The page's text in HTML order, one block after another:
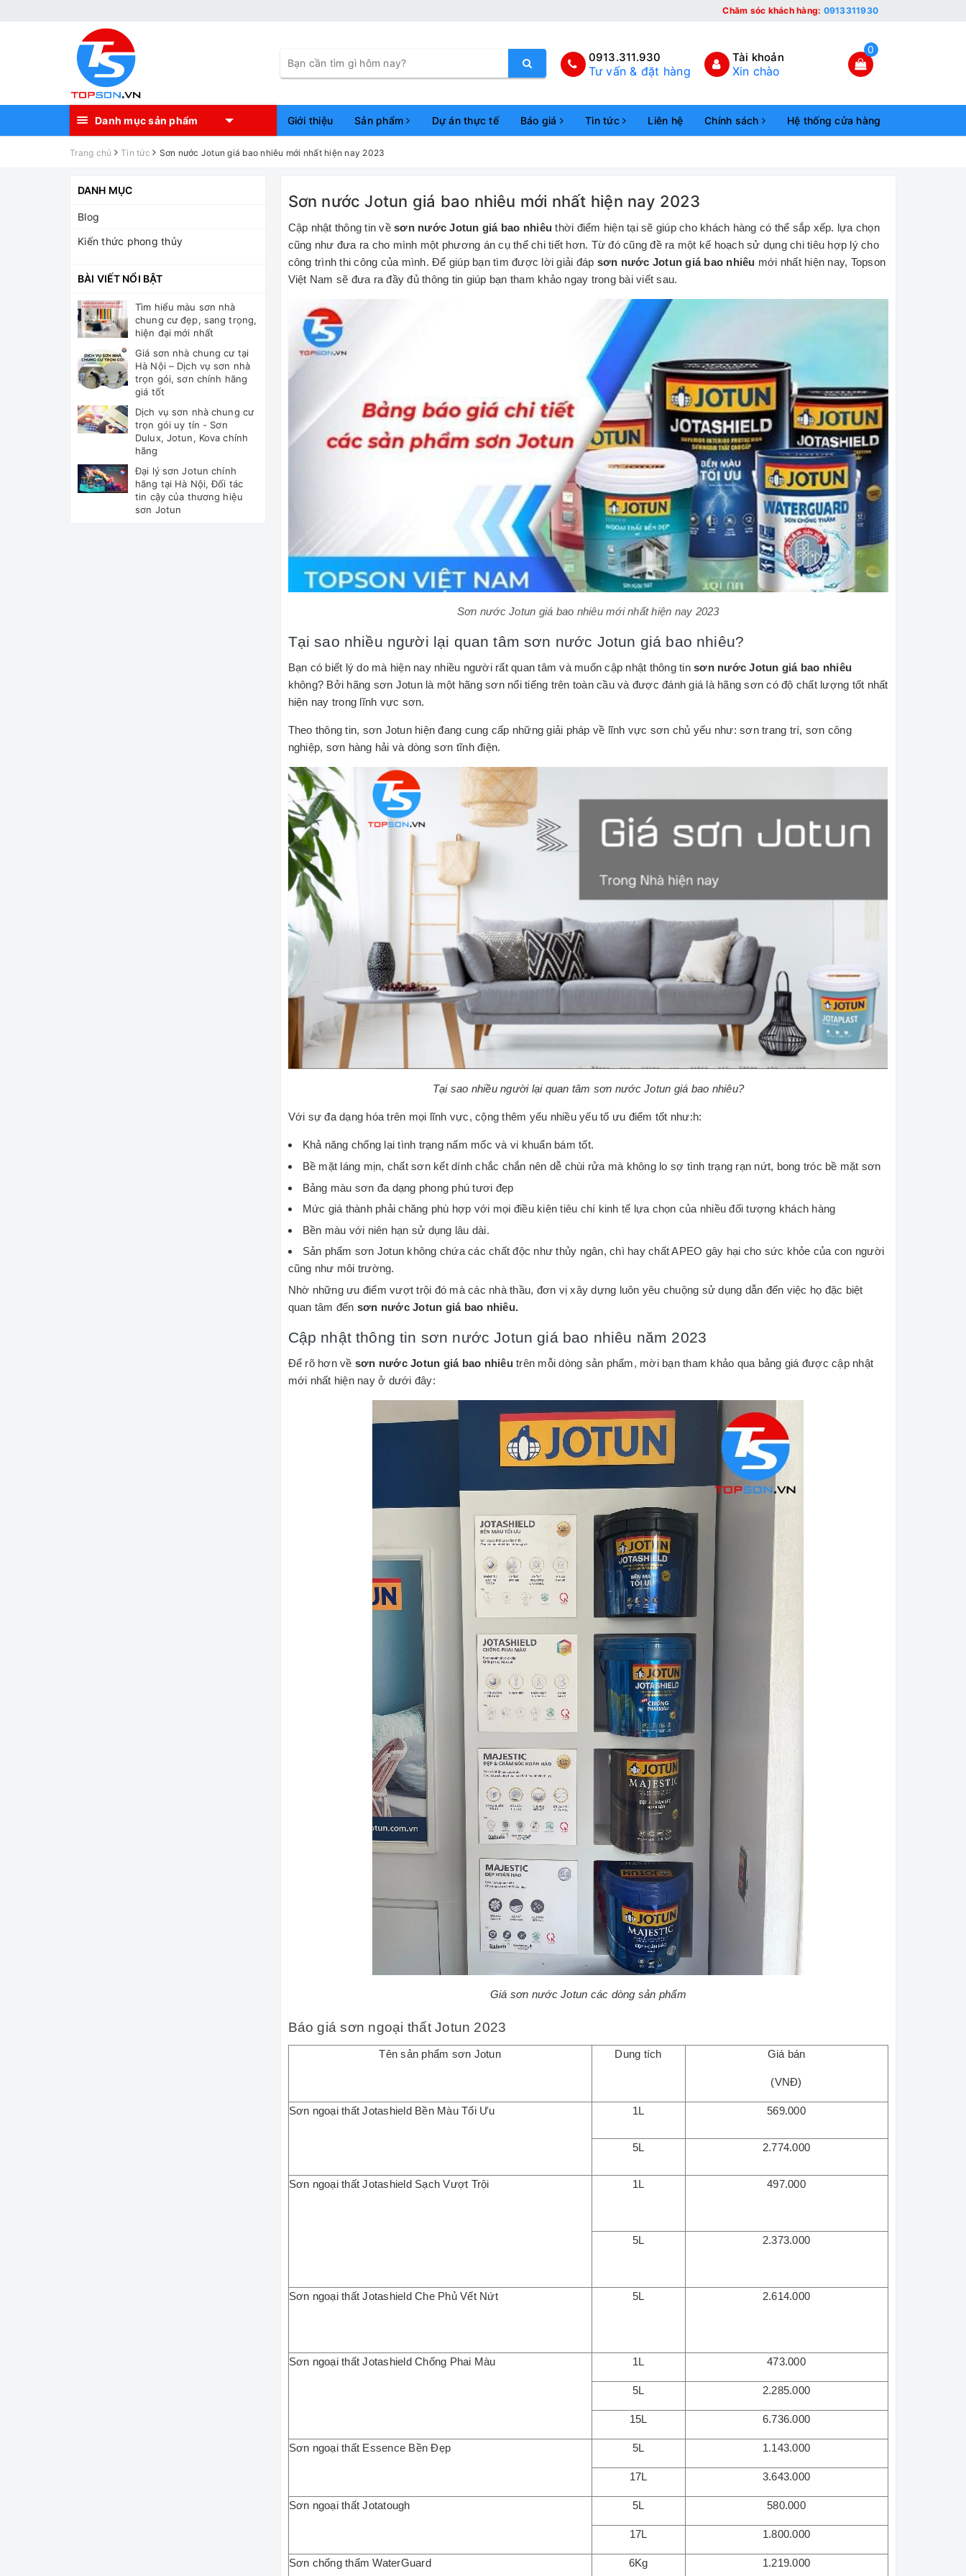
Chăm sóc khách hàng: 0913311930
0913.311.930
Tư vấn & đặt hàng
Tài khoản
Xin chào
0
Danh mục sản phẩm Giới thiệu Sản phẩm Dự án thực tế Báo giá Tin tức Liên hệ Chính sách Hệ thống cửa hàng
Trang chủ Tin tức Sơn nước Jotun giá bao nhiêu mới nhất hiện nay 2023
Sơn nước Jotun giá bao nhiêu mới nhất hiện nay 2023
Cập nhật thông tin vềsơn nước Jotun giá bao nhiêu thời điểm hiện tại sẽ giúp cho khách hàng có thể sắp xếp. lựa chọn
cũng như đưa ra cho mình một phương án cụ thể chi tiết hơn. Từ đó cũng đề ra một kế hoạch sử dụng chi tiêu hợp lý cho
công trình thi công của mình. Để giúp bạn tìm được lời giải đáp sơn nước Jotun giá bao nhiêu mới nhất hiện nay, Topson
Việt Nam sẽ đưa ra đầy đủ thông tin giúp bạn tham khảo ngay trong bài viết sau.
Sơn nước Jotun giá bao nhiêu mới nhất hiện nay 2023
Tại sao nhiều người lại quan tâm sơn nước Jotun giá bao nhiêu?
Bạn có biết lý do mà hiện nay nhiều người rất quan tâm và muốn cập nhật thông tin sơn nước Jotun giá bao nhiêu
không? Bởi hãng sơn Jotun là một hãng sơn nổi tiếng trên toàn cầu và được đánh giá là hãng sơn có độ chất lượng tốt nhất
hiện nay trong lĩnh vực sơn.
Theo thông tin, sơn Jotun hiện đang cung cấp những giải pháp về lĩnh vực sơn chủ yếu như: sơn trang trí, sơn công
nghiệp, sơn hàng hải và dòng sơn tĩnh điện.
Tại sao nhiều người lại quan tâm sơn nước Jotun giá bao nhiêu?
Với sự đa dạng hóa trên mọi lĩnh vực, cộng thêm yếu nhiều yếu tố ưu điểm tốt như:h:
Khả năng chống lại tình trạng nấm mốc và vi khuẩn bám tốt.
Bề mặt láng mịn, chất sơn kết dính chắc chắn nên dễ chùi rửa mà không lo sợ tình trạng rạn nứt, bong tróc bề mặt sơn
Bảng màu sơn đa dạng phong phú tươi đẹp
Mức giá thành phải chăng phù hợp với mọi điều kiện tiêu chí kinh tế lựa chọn của nhiều đối tượng khách hàng
Bền màu với niên hạn sử dụng lâu dài.
Sản phẩm sơn Jotun không chứa các chất độc như thủy ngân, chì hay chất APEO gây hại cho sức khỏe của con người
cũng như môi trường.
Nhờ những ưu điểm vượt trội đó mà các nhà thầu, đơn vị xây dựng luôn yêu chuộng sử dụng dẫn đến việc họ đặc biệt
quan tâm đến sơn nước Jotun giá bao nhiêu.
Cập nhật thông tin sơn nước Jotun giá bao nhiêu năm 2023
Để rõ hơn về sơn nước Jotun giá bao nhiêutrên mỗi dòng sản phẩm, mời bạn tham khảo qua bảng giá được cập nhật
mới nhất hiện nay ở dưới đây:
Giá sơn nước Jotun các dòng sản phẩm
Báo giá sơn ngoại thất Jotun 2023
Tên sản phẩm sơn Jotun Dung tích Giá bán
(VNĐ)
Sơn ngoại thất Jotashield Bền Màu Tối Ưu 1L 569.000
5L 2.774.000
Sơn ngoại thất Jotashield Sạch Vượt Trội 1L 497.000
5L 2.373.000
Sơn ngoại thất Jotashield Che Phủ Vết Nứt 5L 2.614.000
Sơn ngoại thất Jotashield Chống Phai Màu 1L 473.000
5L 2.285.000
15L 6.736.000
Sơn ngoại thất Essence Bền Đẹp 5L 1.143.000
17L 3.643.000
Sơn ngoại thất Jotatough 5L 580.000
17L 1.800.000
Sơn chống thấm WaterGuard 6Kg 1.219.000
DANH MỤC
Blog
Kiến thức phong thủy
BÀI VIẾT NỔI BẬT
Tìm hiểu màu sơn nhà
chung cư đẹp, sang trọng,
hiện đại mới nhất
Giá sơn nhà chung cư tại
Hà Nội – Dịch vụ sơn nhà
trọn gói, sơn chính hãng
giá tốt
Dịch vụ sơn nhà chung cư
trọn gói uy tín - Sơn
Dulux, Jotun, Kova chính
hãng
Đại lý sơn Jotun chính
hãng tại Hà Nội, Đối tác
tin cậy của thương hiệu
sơn Jotun